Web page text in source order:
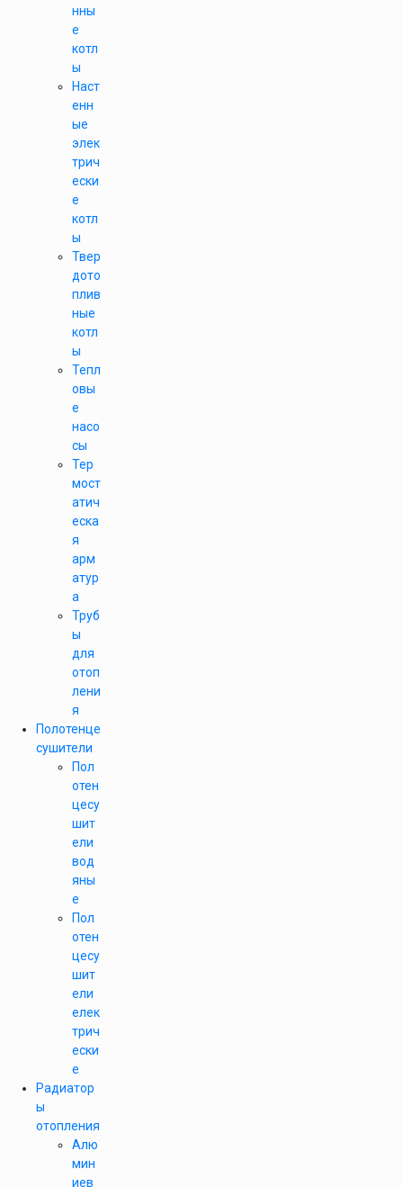
нны
е
котл
ы
Наст
енн
ые
элек
трич
ески
е
котл
ы
Твер
дото
плив
ные
котл
ы
Тепл
овы
е
насо
сы
Тер
мост
атич
еска
я
арм
атур
а
Труб
ы
для
отоп
лени
я
Полотенце
сушители
Пол
отен
цесу
шит
ели
вод
яны
е
Пол
отен
цесу
шит
ели
елек
трич
ески
е
Радиатор
ы
отопления
Алю
мин
иев